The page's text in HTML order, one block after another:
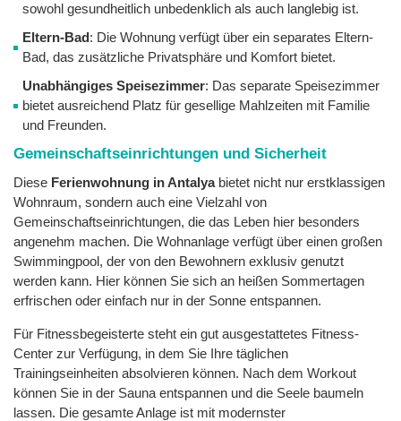
sowohl gesundheitlich unbedenklich als auch langlebig ist.
Eltern-Bad: Die Wohnung verfügt über ein separates Eltern-
Bad, das zusätzliche Privatsphäre und Komfort bietet.
Unabhängiges Speisezimmer: Das separate Speisezimmer
bietet ausreichend Platz für gesellige Mahlzeiten mit Familie
und Freunden.
Gemeinschaftseinrichtungen und Sicherheit
Diese Ferienwohnung in Antalyabietet nicht nur erstklassigen
Wohnraum, sondern auch eine Vielzahl von
Gemeinschaftseinrichtungen, die das Leben hier besonders
angenehm machen. Die Wohnanlage verfügt über einen großen
Swimmingpool, der von den Bewohnern exklusiv genutzt
werden kann. Hier können Sie sich an heißen Sommertagen
erfrischen oder einfach nur in der Sonne entspannen.
Für Fitnessbegeisterte steht ein gut ausgestattetes Fitness-
Center zur Verfügung, in dem Sie Ihre täglichen
Trainingseinheiten absolvieren können. Nach dem Workout
können Sie in der Sauna entspannen und die Seele baumeln
lassen. Die gesamte Anlage ist mit modernster